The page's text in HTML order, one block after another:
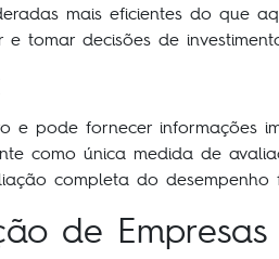
mais eficientes do que
tomar decisões de
pode fornecer informações
como única medida de
completa do
de Empresas